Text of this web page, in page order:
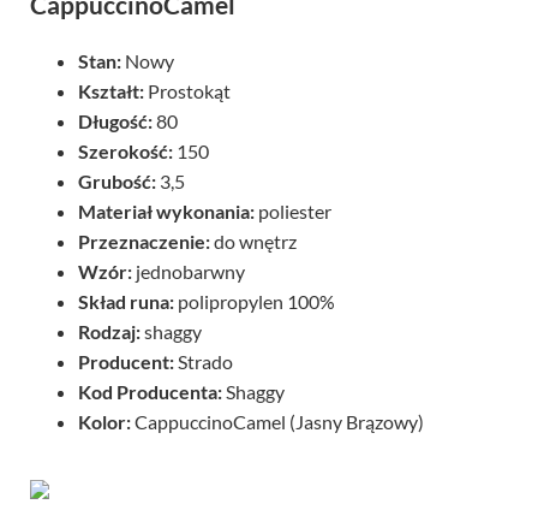
Stan: Nowy
Kształt: Prostokąt
Długość:80
Szerokość: 150
Grubość: 3,5
Materiał wykonania: poliester
Przeznaczenie:do wnętrz
Wzór: jednobarwny
Skład runa: polipropylen 100%
Rodzaj:shaggy
Producent:Strado
Kod Producenta:Shaggy
Kolor:CappuccinoCamel (Jasny Brązowy)